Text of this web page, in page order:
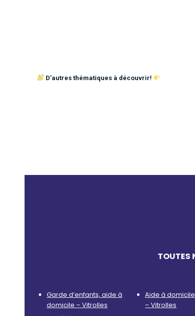
D’autres thématiques à découvrir!
Précédent
TOUTES
Garde d’enfants, aide à
domicile – Vitrolles
Aide à
– Vitrolles